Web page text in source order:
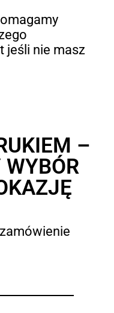
jeśli nie masz
–
WYBÓR